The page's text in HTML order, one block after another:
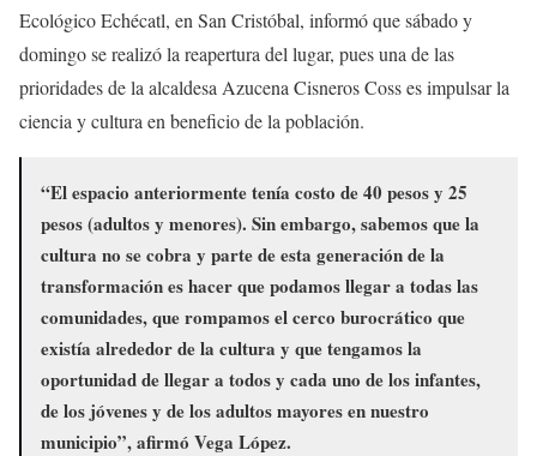
Ecológico Echécatl, en San Cristóbal, informó que sábado y
domingo se realizó la reapertura del lugar, pues una de las
prioridades de la alcaldesa Azucena Cisneros Coss es impulsar la
ciencia y cultura en beneficio de la población.
“El espacio anteriormente tenía costo de 40 pesos y 25
pesos (adultos y menores). Sin embargo, sabemos que la
cultura no se cobra y parte de esta generación de la
transformación es hacer que podamos llegar a todas las
comunidades, que rompamos el cerco burocrático que
existía alrededor de la cultura y que tengamos la
oportunidad de llegar a todos y cada uno de los infantes,
de los jóvenes y de los adultos mayores en nuestro
municipio”, afirmó Vega López.